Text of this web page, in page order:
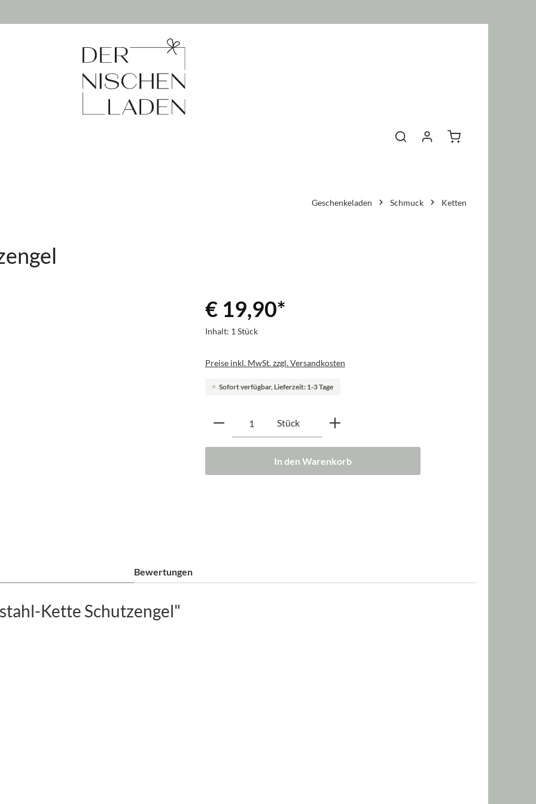
Warenkorb enthält 0
Geschenkeladen Schmuck Ketten
€ 19,90*
Inhalt: 1 Stück
Preise inkl. MwSt. zzgl. Versandkosten
Sofort verfügbar, Lieferzeit: 1-3 Tage
Produkt Anzahl: Gib den gewünschten Wert ein
Stück
In den Warenkorb
Bewertungen
Kette Schutzengel"